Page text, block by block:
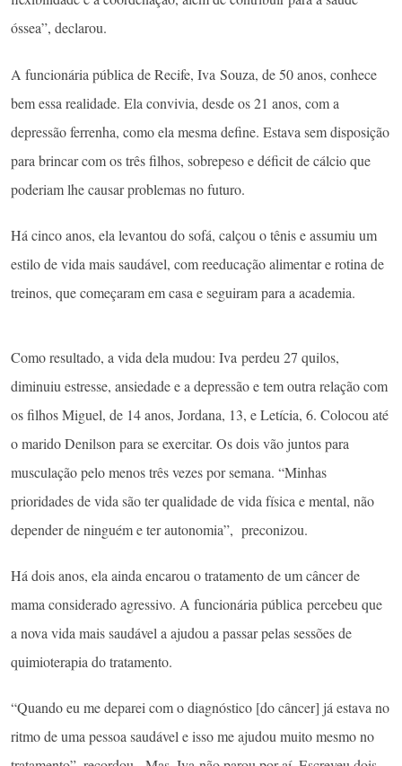
óssea”, declarou.
A funcionária pública de Recife, Iva Souza, de 50 anos, conhece
bem essa realidade. Ela convivia, desde os 21 anos, com a
depressão ferrenha, como ela mesma define. Estava sem disposição
para brincar com os três filhos, sobrepeso e déficit de cálcio que
poderiam lhe causar problemas no futuro.
Há cinco anos, ela levantou do sofá, calçou o tênis e assumiu um
estilo de vida mais saudável, com reeducação alimentar e rotina de
treinos, que começaram em casa e seguiram para a academia.
Como resultado, a vida dela mudou: Iva perdeu 27 quilos,
diminuiu estresse, ansiedade e a depressão e tem outra relação com
os filhos Miguel, de 14 anos, Jordana, 13, e Letícia, 6. Colocou até
o marido Denilson para se exercitar. Os dois vão juntos para
musculação pelo menos três vezes por semana. “Minhas
prioridades de vida são ter qualidade de vida física e mental, não
depender de ninguém e ter autonomia”, preconizou.
Há dois anos, ela ainda encarou o tratamento de um câncer de
mama considerado agressivo. A funcionária pública percebeu que
a nova vida mais saudável a ajudou a passar pelas sessões de
quimioterapia do tratamento.
“Quando eu me deparei com o diagnóstico [do câncer] já estava no
ritmo de uma pessoa saudável e isso me ajudou muito mesmo no